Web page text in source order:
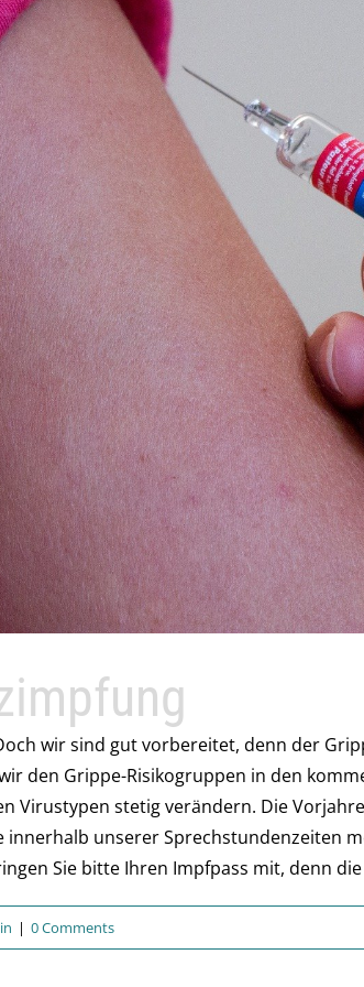
wir sind gut vorbereitet, denn der
den Grippe-Risikogruppen in den
Virustypen stetig verändern. Die
innerhalb unserer Sprechstundenzeiten
Sie bitte Ihren Impfpass mit, denn
| 0 Comments